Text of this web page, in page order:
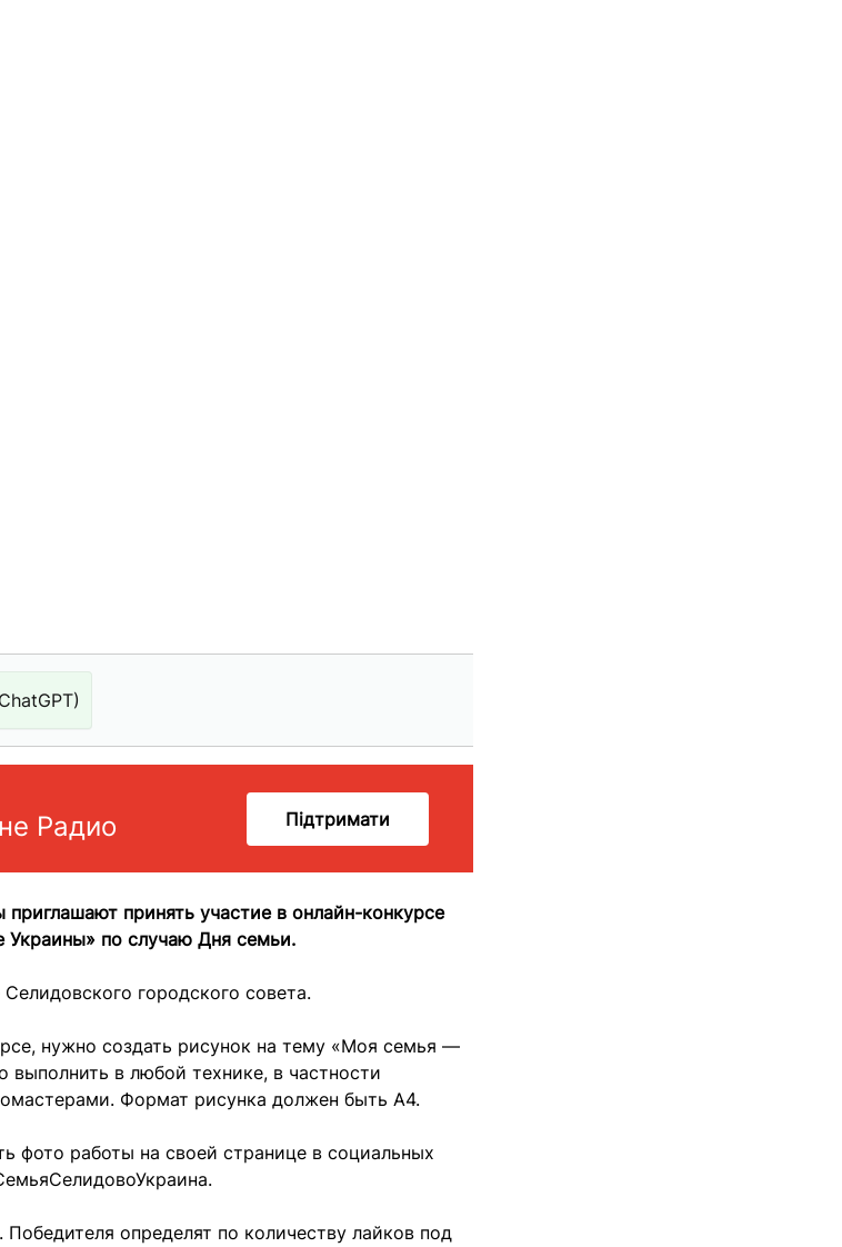
Радио Підтримати
принять участие в онлайн-конкурсе
по случаю Дня семьи.
городского совета.
нужно создать рисунок на тему «Моя семья —
в любой технике, в частности
Формат рисунка должен быть А4.
фото работы на своей странице в социальных
определят по количеству лайков под